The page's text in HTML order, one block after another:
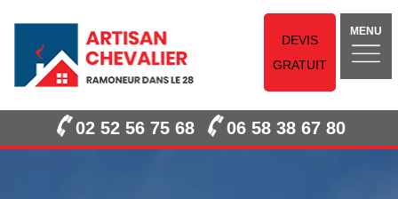
DEVIS
GRATUIT
MENU
02 52 56 75 68 06 58 38 67 80